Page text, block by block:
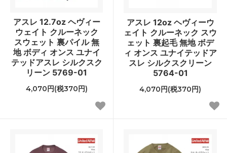
アスレ 12.7oz ヘヴィー
ウェイト クルーネック
スウェット 裏パイル 無
地 ボディ オンス ユナイ
テッドアスレ シルクスク
リーン 5769-01
4,070円(税370円)
アスレ 12oz ヘヴィーウ
ェイト クルーネック スウ
ェット 裏起毛 無地 ボデ
ィ オンス ユナイテッドア
スレ シルクスクリーン
5764-01
4,070円(税370円)